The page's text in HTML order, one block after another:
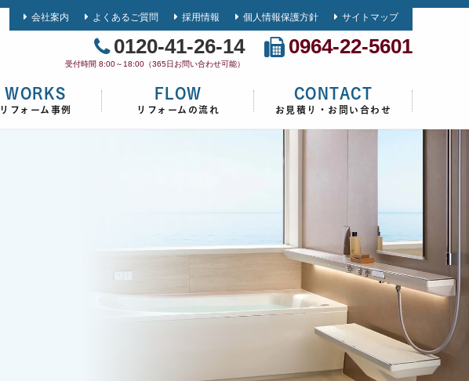
会社案内 よくあるご質問 採用情報 個人情報保護方針 サイトマップ
0120-41-26-14
受付時間 8:00～18:00（365日お問い合わせ可能）
0964-22-5601
WORKS
リフォーム事例
FLOW
リフォームの流れ
CONTACT
お見積り・お問い合わせ